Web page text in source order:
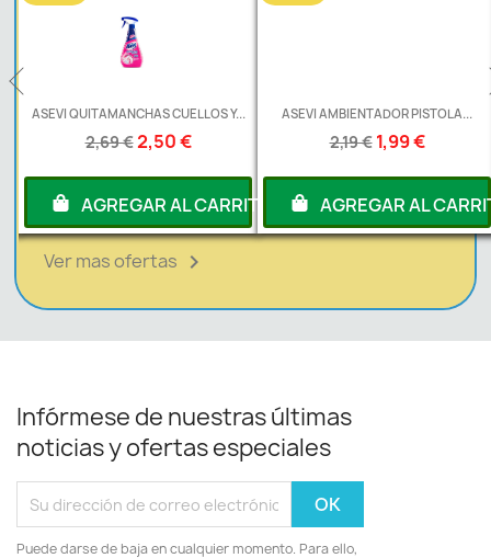
ASEVI QUITAMANCHAS CUELLOS Y...
2,69 €2,50 €
AGREGAR AL CARRITO
ASEVI AMBIENTADOR PISTOLA...
2,19 € 1,99 €
AGREGAR AL
Ver mas ofertas 
Infórmese de nuestras últimas
noticias y ofertas especiales
Puede darse de baja en cualquier momento. Para ello,